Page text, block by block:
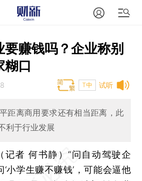
赚钱吗？企业称别
糊口
试听
T中
距离商用要求还有相当距离，此
利于行业发展
记者 何书静）“问自动驾驶企
‘小学生赚不赚钱’，可能会逼他